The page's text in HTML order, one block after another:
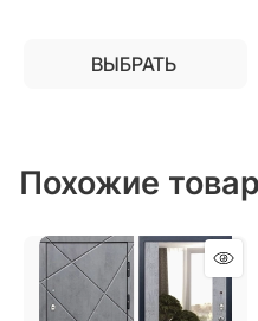
ВЫБРАТЬ
Похожие